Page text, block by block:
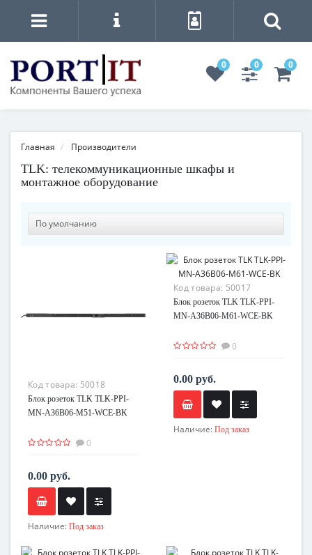
0 0 0
Главная Производители
TLK: телекоммуникационные шкафы и
монтажное оборудование
Код товара: 50018
Блок розеток TLK TLK-PPI-
MN-A36B06-M51-WCE-BK
0
0.00 руб.
Наличие: Под заказ
Код товара: 50017
Блок розеток TLK TLK-PPI-
MN-A36B06-M61-WCE-BK
0
0.00 руб.
Наличие: Под заказ